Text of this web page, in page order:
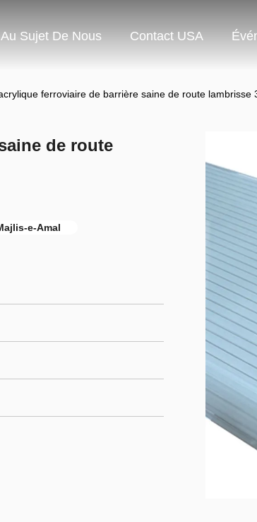
Au Sujet De Nous Contact USA
ferroviaire de barrière saine de route lambrisse
de route
e-Amal